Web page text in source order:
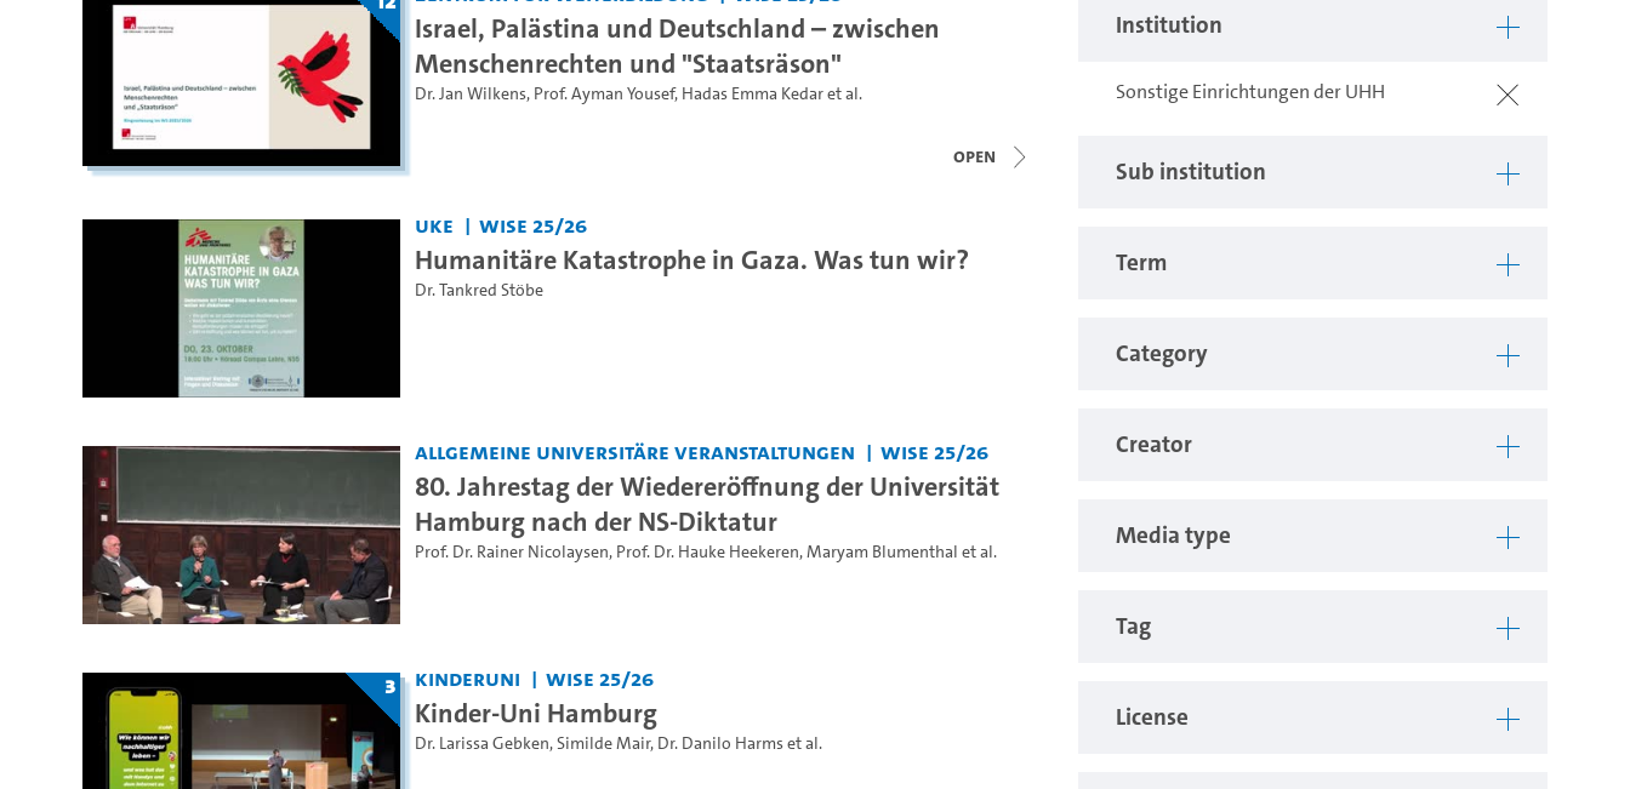
Institution
Sonstige Einrichtungen der UHH
Sub institution
Term
Category
Creator
Media type
Tag
License
Israel, Palästina und Deutschland – zwischen
Menschenrechten und "Staatsräson"
Dr. Jan Wilkens, Prof. Ayman Yousef, Hadas Emma Kedaret al.
open
UKE WiSe 25/26
Humanitäre Katastrophe in Gaza. Was tun wir?
Dr. Tankred Stöbe
Allgemeine universitäre Veranstaltungen WiSe 25/26
80. Jahrestag der Wiedereröffnung der Universität
Hamburg nach der NS-Diktatur
Prof. Dr. Rainer Nicolaysen, Prof. Dr. Hauke Heekeren,Maryam Blumenthal et al.
3 Kinderuni WiSe 25/26
Kinder-Uni Hamburg
Dr. Larissa Gebken,Similde Mair, Dr. Danilo Harmset al.